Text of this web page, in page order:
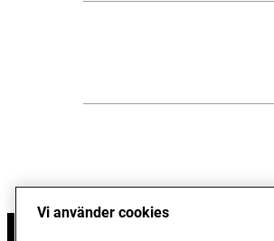
Vi använder cookies